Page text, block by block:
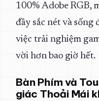
100% Adobe RGB,
đầy sắc nét và sống
việc trải nghiệm
vời hơn bao giờ hết.
Bàn Phím và
giác Thoải Mái